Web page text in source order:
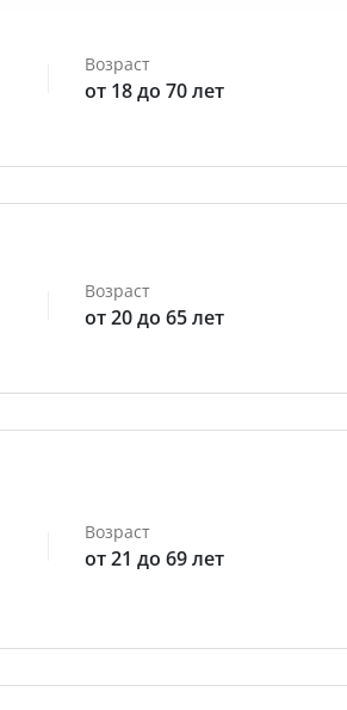
Возраст
от 18 до 70 лет
Возраст
от 20 до 65 лет
Возраст
от 21 до 69 лет